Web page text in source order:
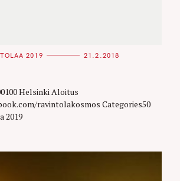
2019 21.2.2018
Helsinki Aloitus
ravintolakosmos Categories50
2019